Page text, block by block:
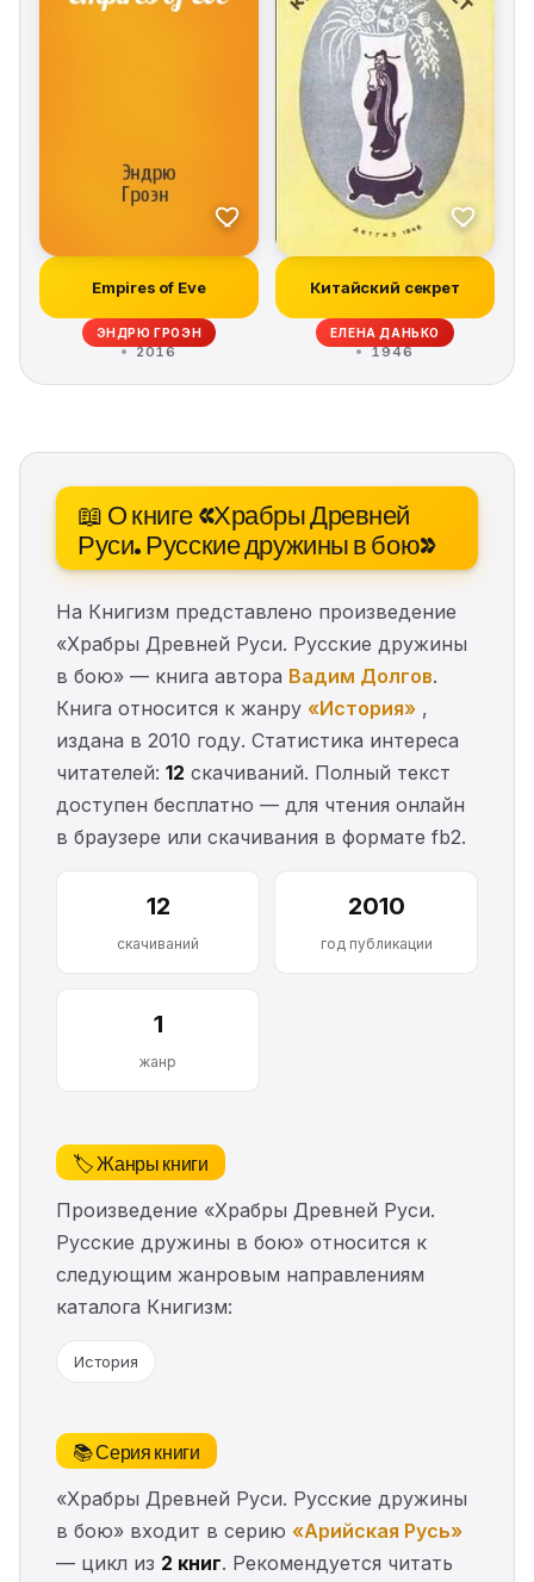
Empires of Eve
ЭНДРЮ ГРОЭН
2016
Китайский секрет
ЕЛЕНА ДАНЬКО
1946
📖 О книге «Храбры Древней
Руси. Русские дружины в бою»
На Книгизм представлено произведение
«Храбры Древней Руси. Русские дружины
в бою» — книга автора Вадим Долгов.
Книга относится к жанру «История» ,
издана в 2010 году. Статистика интереса
читателей: 12 скачиваний. Полный текст
доступен бесплатно — для чтения онлайн
в браузере или скачивания в формате fb2.
12
скачиваний
2010
год публикации
1
жанр
🏷️ Жанры книги
Произведение «Храбры Древней Руси.
Русские дружины в бою» относится к
следующим жанровым направлениям
каталога Книгизм:
История
📚 Серия книги
«Храбры Древней Руси. Русские дружины
в бою» входит в серию «Арийская Русь»
— цикл из 2 книг. Рекомендуется читать